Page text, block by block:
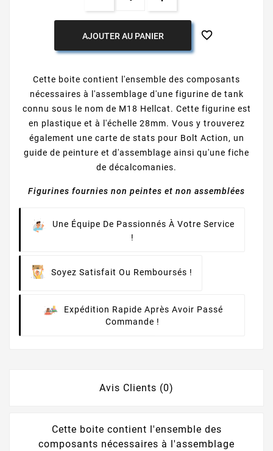
AJOUTER AU PANIER 
Cette boite contient l'ensemble des composants
nécessaires à l'assemblage d'une figurine de tank
connu sous le nom de M18 Hellcat. Cette figurine est
en plastique et à l'échelle 28mm. Vous y trouverez
également une carte de stats pour Bolt Action, un
guide de peinture et d'assemblage ainsi qu'une fiche
de décalcomanies.
Figurines fournies non peintes et non assemblées
Une Équipe De Passionnés À Votre Service
!
Soyez Satisfait Ou Remboursés !
Expédition Rapide Après Avoir Passé
Commande !
Avis Clients (0)
Cette boite contient l'ensemble des
composants nécessaires à l'assemblage